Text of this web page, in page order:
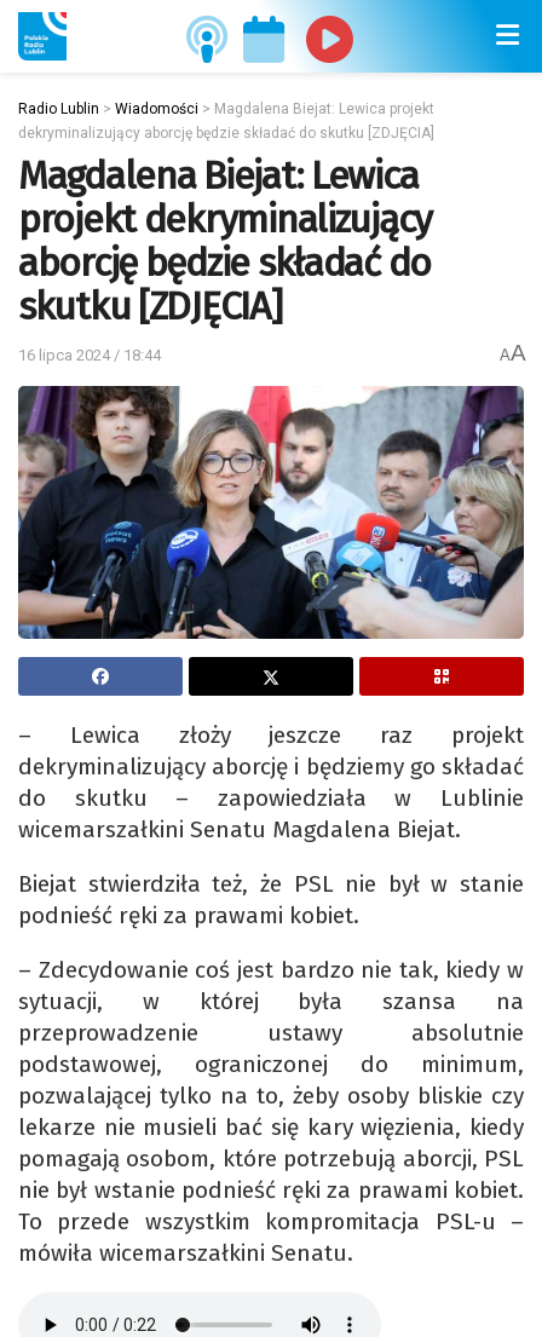
Radio Lublin > Wiadomości > Magdalena Biejat: Lewica projekt
dekryminalizujący aborcję będzie składać do skutku [ZDJĘCIA]
Magdalena Biejat: Lewica
projekt dekryminalizujący
aborcję będzie składać do
skutku [ZDJĘCIA]
16 lipca 2024 / 18:44 AA
– Lewica złoży jeszcze raz projekt
dekryminalizujący aborcję i będziemy go składać
do skutku – zapowiedziała w Lublinie
wicemarszałkini Senatu Magdalena Biejat.
Biejat stwierdziła też, że PSL nie był w stanie
podnieść ręki za prawami kobiet.
– Zdecydowanie coś jest bardzo nie tak, kiedy w
sytuacji, w której była szansa na
przeprowadzenie ustawy absolutnie
podstawowej, ograniczonej do minimum,
pozwalającej tylko na to, żeby osoby bliskie czy
lekarze nie musieli bać się kary więzienia, kiedy
pomagają osobom, które potrzebują aborcji, PSL
nie był wstanie podnieść ręki za prawami kobiet.
To przede wszystkim kompromitacja PSL-u –
mówiła wicemarszałkini Senatu.